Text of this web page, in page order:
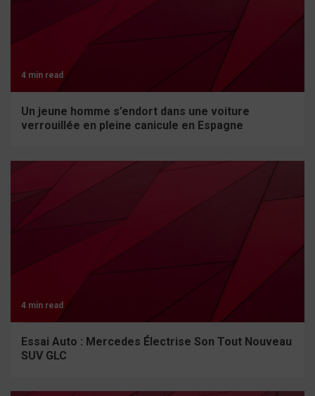
4 min read
Un jeune homme s’endort dans une voiture
verrouillée en pleine canicule en Espagne
4 min read
Essai Auto : Mercedes Électrise Son Tout Nouveau
SUV GLC